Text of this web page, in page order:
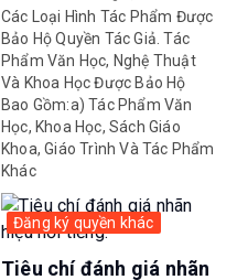
Các Loại Hình Tác Phẩm Được
Bảo Hộ Quyền Tác Giả. Tác
Phẩm Văn Học, Nghệ Thuật
Và Khoa Học Được Bảo Hộ
Bao Gồm:a) Tác Phẩm Văn
Học, Khoa Học, Sách Giáo
Khoa, Giáo Trình Và Tác Phẩm
Khác
Đăng ký quyền khác
Tiêu chí đánh giá nhãn